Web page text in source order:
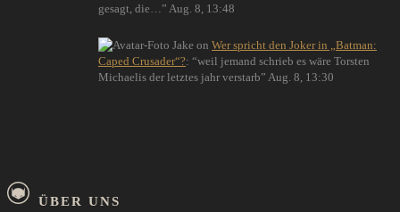
gesagt, die… ” Aug. 8, 13:48
Jake on Wer spricht den Joker in „Batman:
Caped Crusader“?: “weil jemand schrieb es wäre Torsten
Michaelis der letztes jahr verstarb” Aug. 8, 13:30
ÜBER UNS